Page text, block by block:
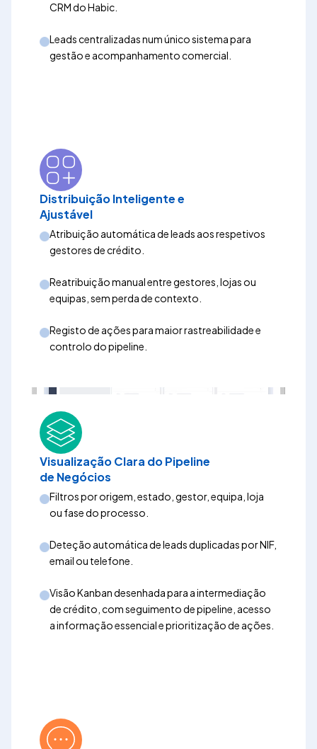
CRM do Habic.
Leads centralizadas num único sistema para
gestão e acompanhamento comercial.
Distribuição Inteligente e
Ajustável
Atribuição automática de leads aos respetivos
gestores de crédito.
Reatribuição manual entre gestores, lojas ou
equipas, sem perda de contexto.
Registo de ações para maior rastreabilidade e
controlo do pipeline.
Visualização Clara do Pipeline
de Negócios
Filtros por origem, estado, gestor, equipa, loja
ou fase do processo.
Deteção automática de leads duplicadas por NIF,
email ou telefone.
Visão Kanban desenhada para a intermediação
de crédito, com seguimento de pipeline, acesso
a informação essencial e prioritização de ações.